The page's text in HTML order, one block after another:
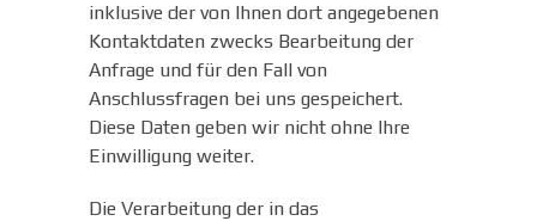
inklusive der von Ihnen dort angegebenen
Kontaktdaten zwecks Bearbeitung der
Anfrage und für den Fall von
Anschlussfragen bei uns gespeichert.
Diese Daten geben wir nicht ohne Ihre
Einwilligung weiter.
Die Verarbeitung der in das